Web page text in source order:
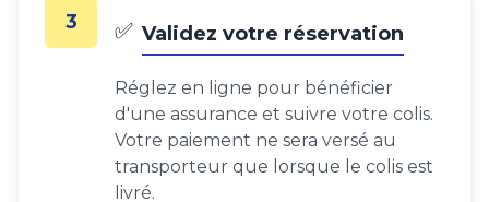
3 ✅ Validez votre réservation
Réglez en ligne pour bénéficier
d'une assurance et suivre votre colis.
Votre paiement ne sera versé au
transporteur que lorsque le colis est
livré.